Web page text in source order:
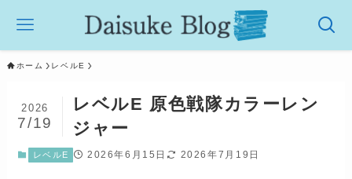
ホーム レベルE
レベルE 原色戦隊カラーレン
ジャー
2026
7/19
レベルE 2026年6月15日 2026年7月19日